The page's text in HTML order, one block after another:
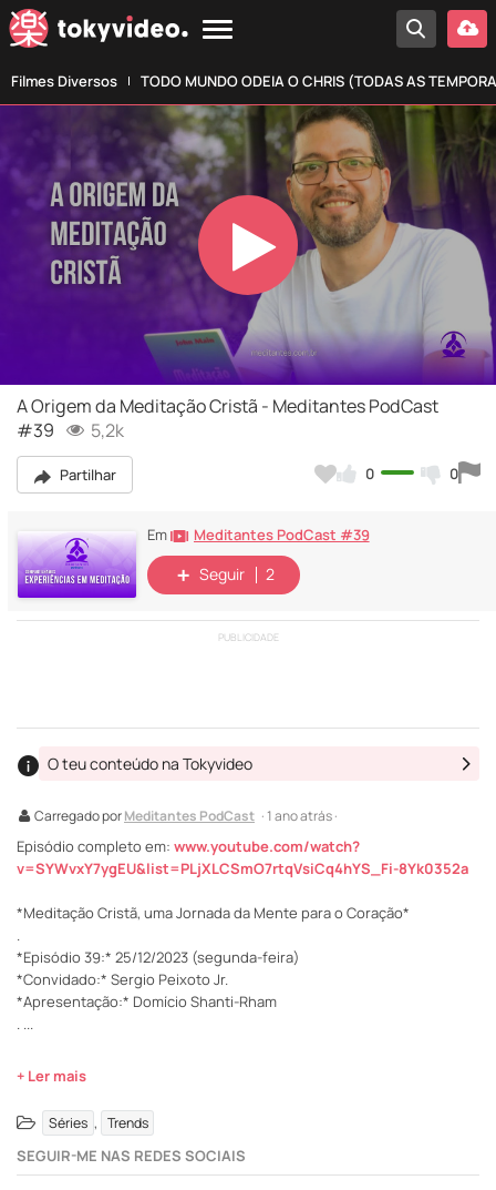
Filmes Diversos TODO MUNDO ODEIA O CHRIS (TODAS AS
Play
Video
A Origem da Meditação Cristã - Meditantes PodCast
#39
5,2k
Partilhar 0 0
Em Meditantes PodCast #39
Seguir 2
PUBLICIDADE
Carregado porMeditantes PodCast · 1 ano atrás ·
O teu conteúdo na Tokyvideo
Episódio completo em: www.youtube.com/watch?
v=SYWvxY7ygEU&list=PLjXLCSmO7rtqVsiCq4hYS_Fi-8Yk0352a
*Meditação Cristã, uma Jornada da Mente para o Coração*
.
*Episódio 39:* 25/12/2023 (segunda-feira)
*Convidado:* Sergio Peixoto Jr.
*Apresentação:* Domício Shanti-Rham
. ...
+ Ler mais
Séries , Trends
SEGUIR-ME NAS REDES SOCIAIS